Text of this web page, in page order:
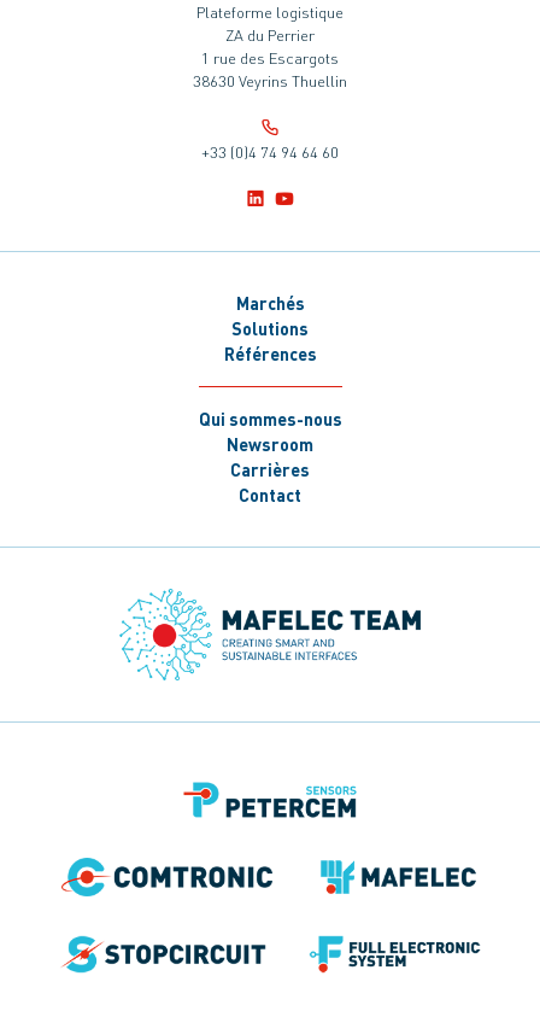
Plateforme logistique
ZA du Perrier
1 rue des Escargots
38630 Veyrins Thuellin
+33 (0)4 74 94 64 60
Marchés
Solutions
Références
Qui sommes-nous
Newsroom
Carrières
Contact